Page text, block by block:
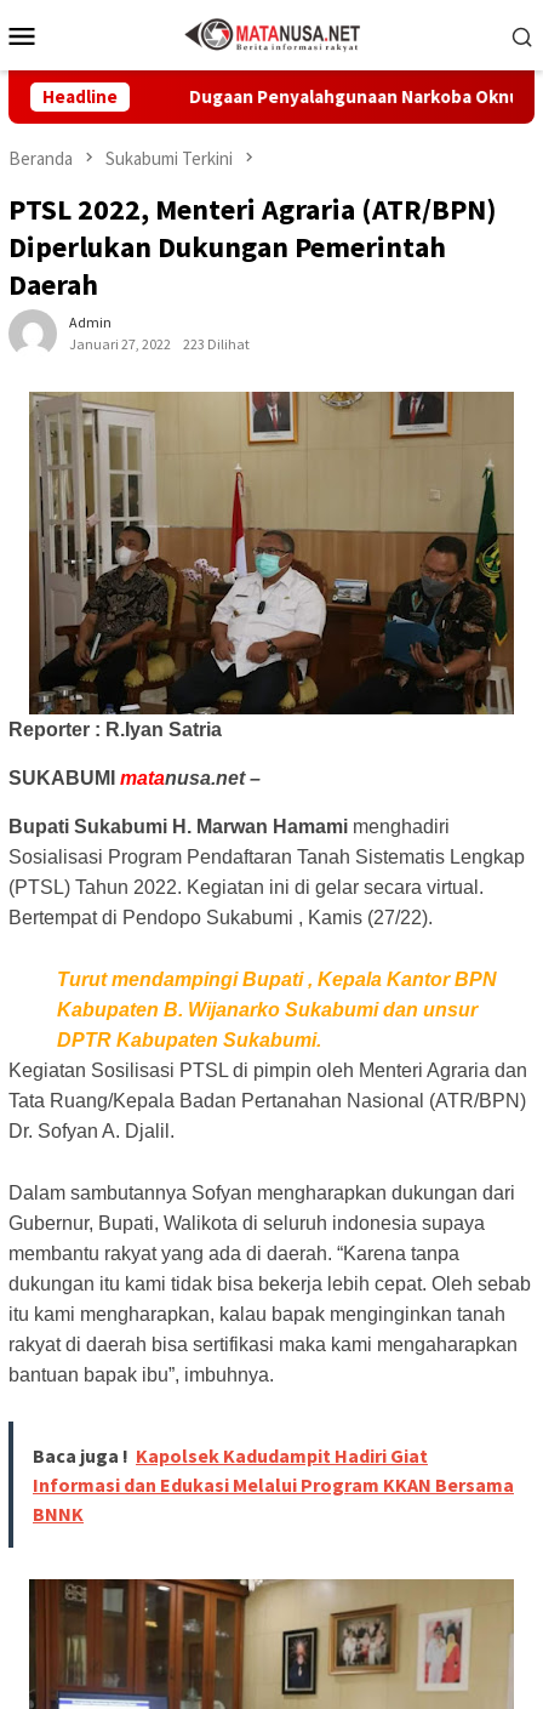
ke
Mobile
Headline Dugaan Penyalahgunaan Narkoba Oknum Kades,
Beranda Sukabumi Terkini
PTSL 2022, Menteri Agraria (ATR/BPN)
Diperlukan Dukungan Pemerintah
Daerah
Admin
Januari 27, 2022
223 Dilihat
Reporter : R.Iyan Satria
SUKABUMI matanusa.net –
Bupati Sukabumi H. Marwan Hamami menghadiri
Sosialisasi Program Pendaftaran Tanah Sistematis Lengkap
(PTSL) Tahun 2022. Kegiatan ini di gelar secara virtual.
Bertempat di Pendopo Sukabumi , Kamis (27/22).
Turut mendampingi Bupati , Kepala Kantor BPN
Kabupaten B. Wijanarko Sukabumi dan unsur
DPTR Kabupaten Sukabumi.
Kegiatan Sosilisasi PTSL di pimpin oleh Menteri Agraria dan
Tata Ruang/Kepala Badan Pertanahan Nasional (ATR/BPN)
Dr. Sofyan A. Djalil.
Dalam sambutannya Sofyan mengharapkan dukungan dari
Gubernur, Bupati, Walikota di seluruh indonesia supaya
membantu rakyat yang ada di daerah. “Karena tanpa
dukungan itu kami tidak bisa bekerja lebih cepat. Oleh sebab
itu kami mengharapkan, kalau bapak menginginkan tanah
rakyat di daerah bisa sertifikasi maka kami mengaharapkan
bantuan bapak ibu”, imbuhnya.
Baca juga ! Kapolsek Kadudampit Hadiri Giat
Informasi dan Edukasi Melalui Program KKAN Bersama
BNNK